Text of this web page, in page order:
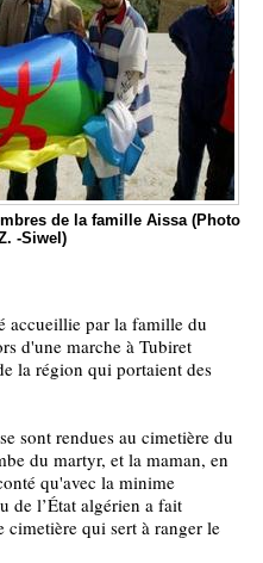
de la famille Aissa (Photo
-Siwel)
accueillie par la famille du
d'une marche à Tubiret
la région qui portaient des
sont rendues au cimetière du
du martyr, et la maman, en
qu'avec la minime
de l’État algérien a fait
cimetière qui sert à ranger le